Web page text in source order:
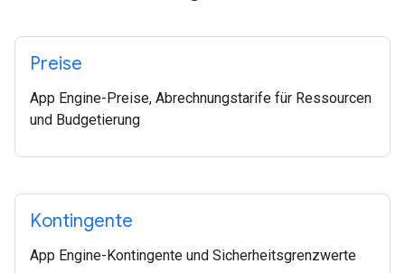
Preise
App Engine-Preise, Abrechnungstarife für Ressourcen
und Budgetierung
Kontingente
App Engine-Kontingente und Sicherheitsgrenzwerte